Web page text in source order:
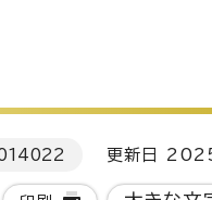
更新日